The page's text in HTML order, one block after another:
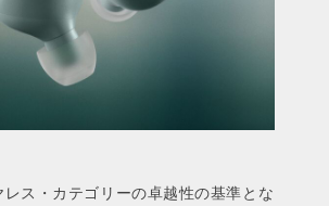
レス・カテゴリーの卓越性の基準とな